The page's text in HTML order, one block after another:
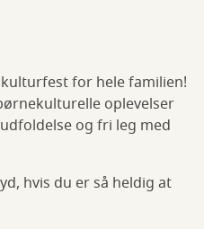
for hele familien!
oplevelser
og fri leg med
hvis du er så heldig at